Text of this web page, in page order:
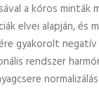
a kóros
elvei alapján, és
gyakorolt
rendszer